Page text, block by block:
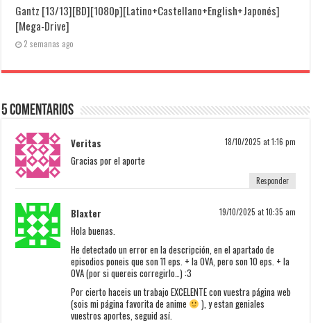
Gantz [13/13][BD][1080p][Latino+Castellano+English+Japonés]
[Mega-Drive]
2 semanas ago
5 Comentarios
Veritas 18/10/2025 at 1:16 pm
Gracias por el aporte
Responder
Blaxter 19/10/2025 at 10:35 am
Hola buenas.
He detectado un error en la descripción, en el apartado de
episodios poneis que son 11 eps. + la OVA, pero son 10 eps. + la
OVA (por si quereis corregirlo…) :3
Por cierto haceis un trabajo EXCELENTE con vuestra página web
(sois mi página favorita de anime
), y estan geniales
vuestros aportes, seguid así.